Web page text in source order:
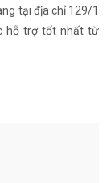
tại địa chỉ 129/1
hỗ trợ tốt nhất từ